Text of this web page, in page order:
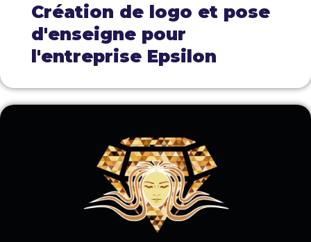
Création de logo et pose
d'enseigne pour
l'entreprise Epsilon